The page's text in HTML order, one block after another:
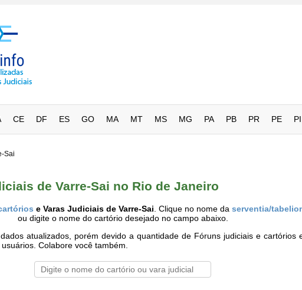
CE DF ES GO MA MT MS MG PA PB PR PE PI
Sai
de Varre-Sai no Rio de Janeiro
e Varas Judiciais de Varre-Sai . Clique no nome da serventia/
ou digite o nome do cartório desejado no campo abaixo.
atualizados, porém devido a quantidade de Fóruns judiciais e cartórios
Colabore você também.